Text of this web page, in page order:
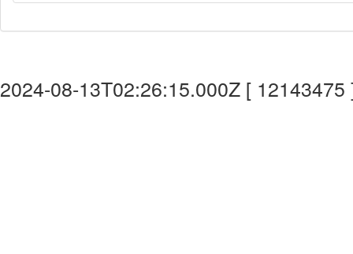
2024-08-13T02:26:15.000Z [ 12143475